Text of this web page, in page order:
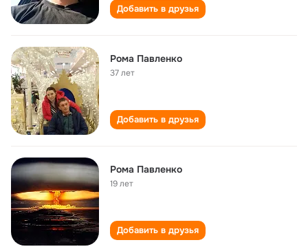
Добавить в друзья
Рома Павленко
37 лет
Добавить в друзья
Рома Павленко
19 лет
Добавить в друзья